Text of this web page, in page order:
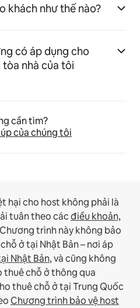
khách như thế nào?
có áp dụng cho
nhà của tôi
cần tìm?
của chúng tôi
hại cho host không phải là
tuân theo cácđiều khoản,
Chương trình này không bảo
ở tại Nhật Bản – nơi áp
Nhật Bản, và cũng không
thuê chỗ ở thông qua
thuê chỗ ở tại Trung Quốc
Chương trình bảo vệ host